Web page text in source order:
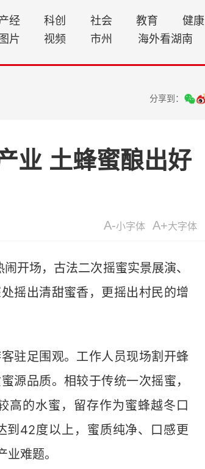
经 科创 社会 教育 健康
图片 视频 市州 海外看湖南
分享到：
业 土蜂蜜酿出好
A-小字体 A+大字体
场，古法二次摇蜜实景展演、
摇出清甜蜜香，更摇出村民的增
驻足围观。工作人员现场割开蜂
源品质。相较于传统一次摇蜜，
高的水蜜，留存作为蜜蜂越冬口
到42度以上，蜜质纯净、口感更
难题。